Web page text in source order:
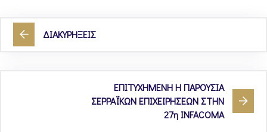
ΔΙΑΚΥΡΗΞΕΙΣ
ΕΠΙΤΥΧΗΜΕΝΗ Η ΠΑΡΟΥΣΙΑ
ΣΕΡΡΑΪΚΩΝ ΕΠΙΧΕΙΡΗΣΕΩΝ ΣΤΗΝ
27η INFACOMA